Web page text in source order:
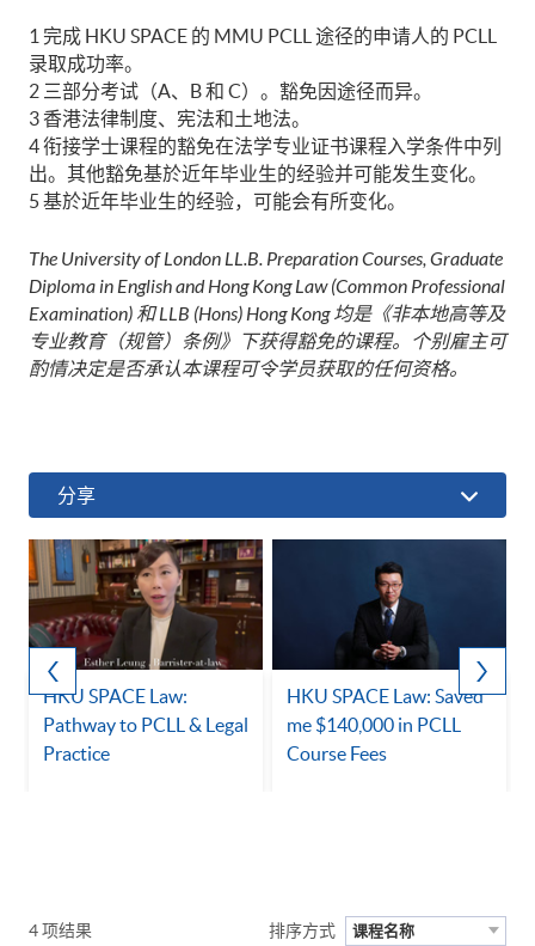
1 完成 HKU SPACE 的 MMU PCLL 途径的申请人的 PCLL
录取成功率。
2 三部分考试（A、B 和 C）。豁免因途径而异。
3 香港法律制度、宪法和土地法。
4 衔接学士课程的豁免在法学专业证书课程入学条件中列
出。其他豁免基於近年毕业生的经验并可能发生变化。
5 基於近年毕业生的经验，可能会有所变化。
The University of London LL.B. Preparation Courses, Graduate
Diploma in English and Hong Kong Law (Common Professional
Examination) 和LLB (Hons) Hong Kong均是《非本地高等及
专业教育（规管）条例》下获得豁免的课程。
个别雇主可
酌情决定是否承认本课程可令学员获取的任何资格。
分享
HKU SPACE Law:
Pathway to PCLL & Legal
Practice
HKU SPACE Law: Saved
me $140,000 in PCLL
Course Fees
4 项结果 排序方式 课程名称